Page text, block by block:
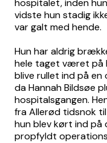
hospitalet, inden
vidste hun stadig
var galt med hende.
Hun har aldrig
hele taget været på
blive rullet ind på
da Hannah Bildsøe
hospitalsgangen.
fra Allerød tidsnok
hun blev kørt ind på
propfyldt